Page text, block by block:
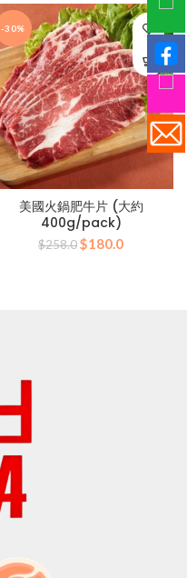
-30%
美國火鍋肥牛片 (大約
400g/pack)
$258.0原
$180.0目